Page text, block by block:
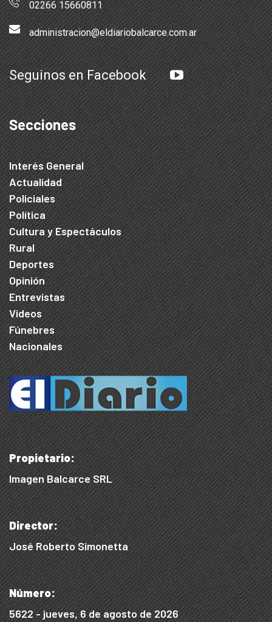
02266 15660811
administracion@eldiariobalcarce.com.ar
Seguinos en Facebook
Secciones
Interés General
Actualidad
Policiales
Política
Cultura y Espectáculos
Rural
Deportes
Opinión
Entrevistas
Videos
Fúnebres
Nacionales
Propietario:
Imagen Balcarce SRL
Director:
José Roberto Simonetta
Número:
5622 - jueves, 6 de agosto de 2026